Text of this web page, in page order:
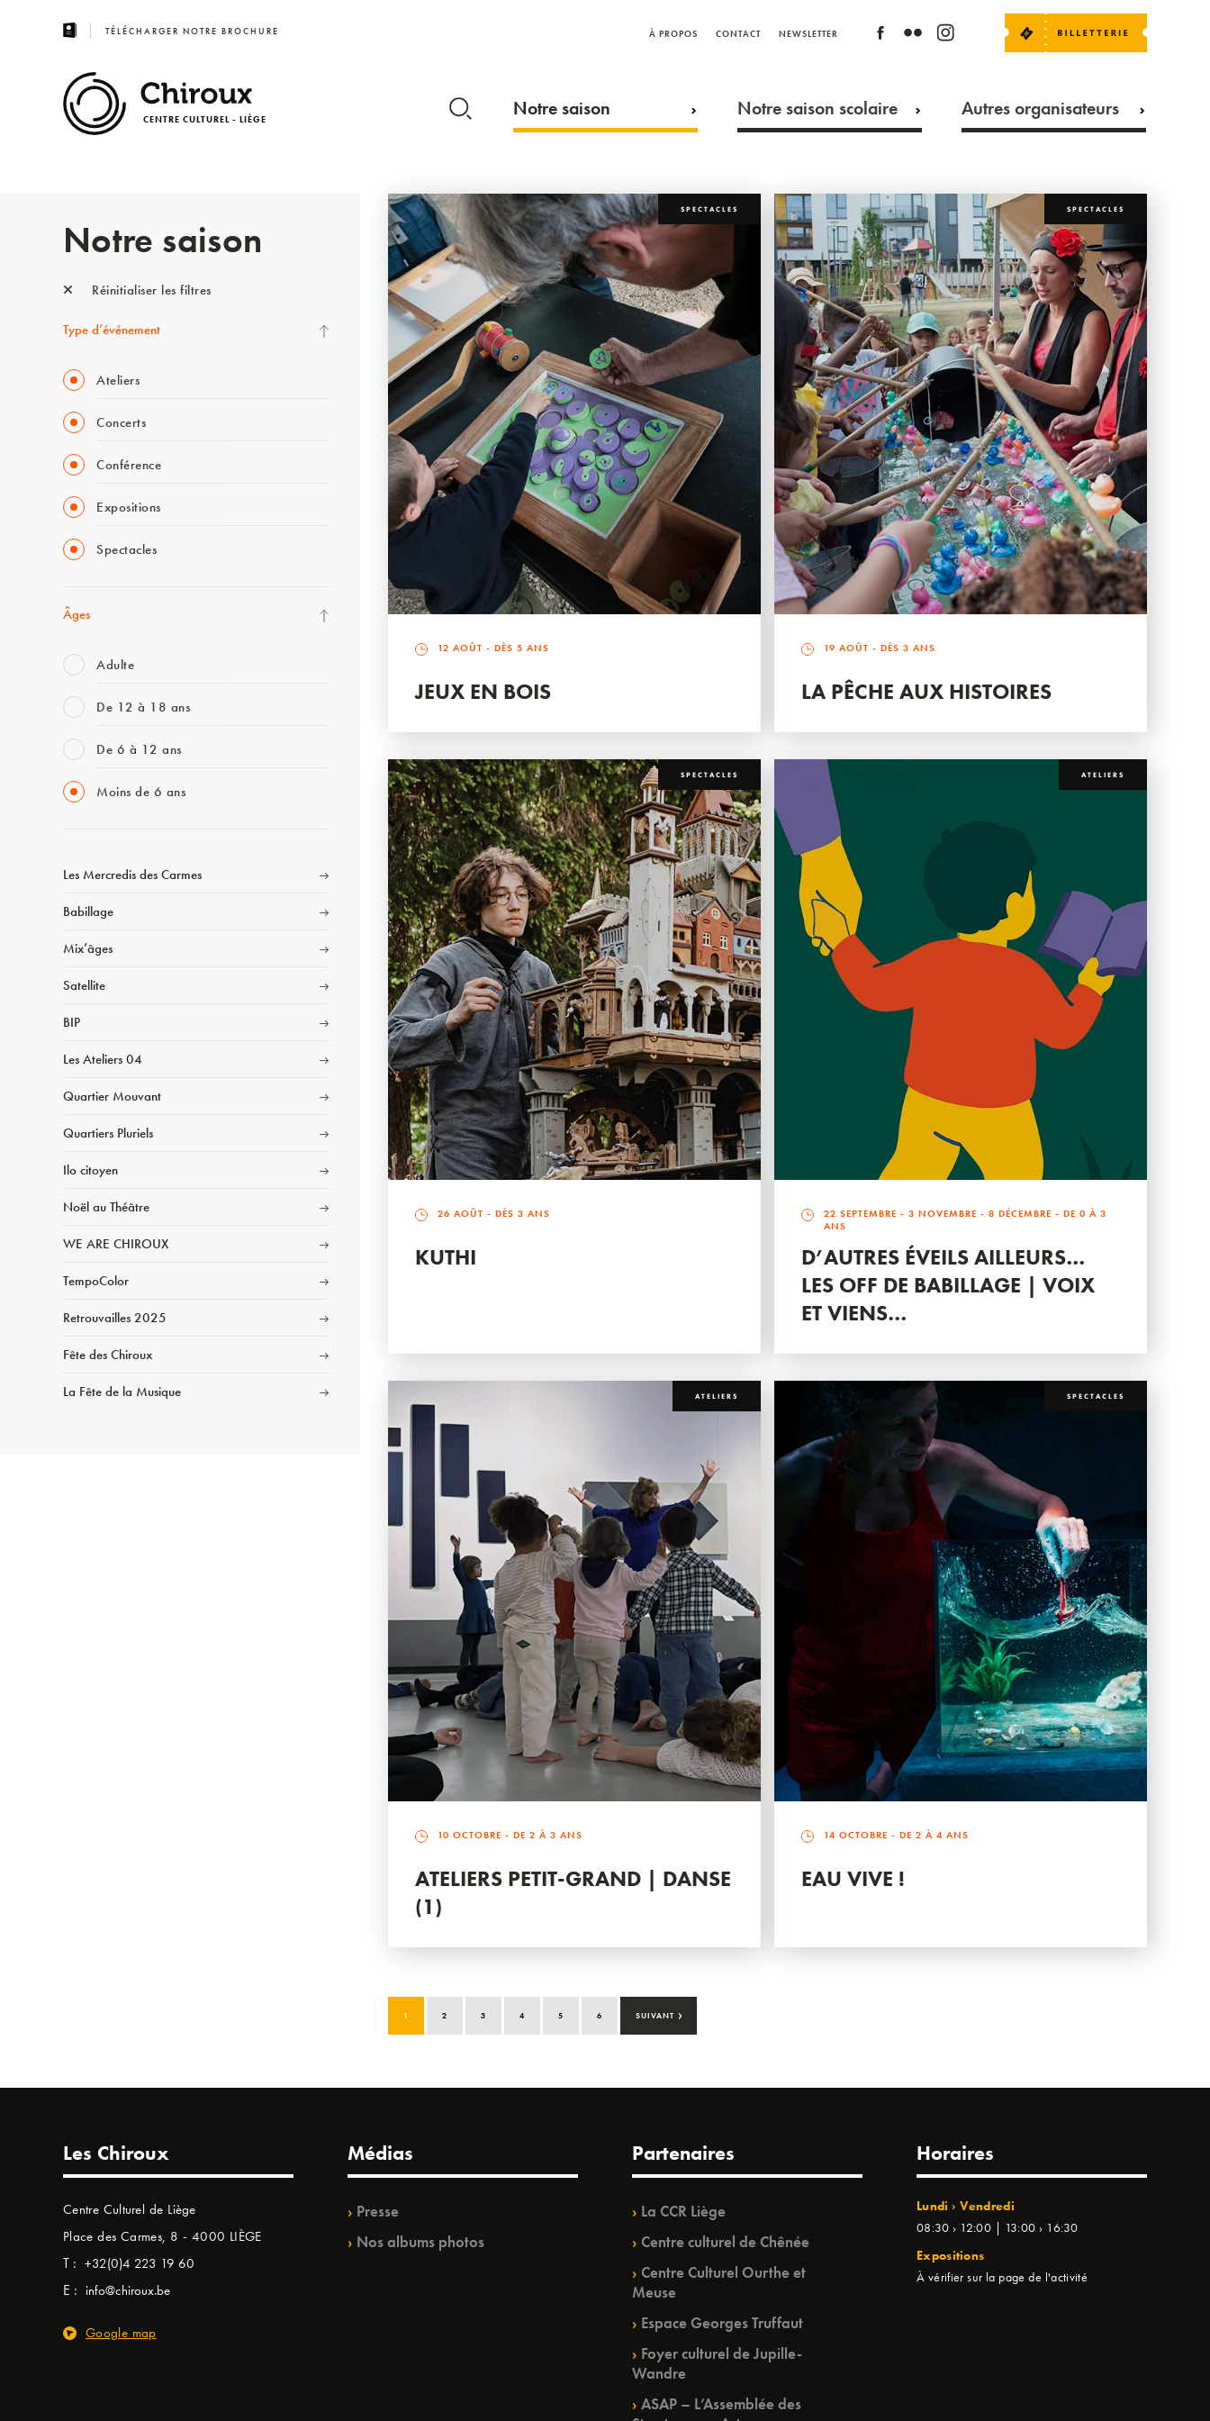
TÉLÉCHARGER NOTRE BROCHURE À PROPOS CONTACT NEWSLETTER
CENTRE CULTUREL - LIÈGE Notre saison Notre saison scolaire Autres organisateurs
Notre saison
Réinitialiser les filtres
Type d’événement
Ateliers
Concerts
Conférence
Expositions
Spectacles
Âges
Adulte
De 12 à 18 ans
De 6 à 12 ans
Moins de 6 ans
Les Mercredis des Carmes
Babillage
Mix’âges
Satellite
BIP
Les Ateliers 04
Quartier Mouvant
Quartiers Pluriels
Ilo citoyen
Noël au Théâtre
WE ARE CHIROUX
TempoColor
Retrouvailles 2025
Fête des Chiroux
La Fête de la Musique
SPECTACLES
12 AOÛT - DÈS 5 ANS
JEUX EN BOIS
SPECTACLES
19 AOÛT - DÈS 3 ANS
LA PÊCHE AUX HISTOIRES
SPECTACLES
26 AOÛT - DÈS 3 ANS
KUTHI
ATELIERS
22 SEPTEMBRE -3 NOVEMBRE -8 DÉCEMBRE - DE 0 À 3
ANS
D’AUTRES ÉVEILS AILLEURS…
LES OFF DE BABILLAGE | VOIX
ET VIENS…
ATELIERS
10 OCTOBRE - DE 2 À 3 ANS
ATELIERS PETIT-GRAND | DANSE
(1)
SPECTACLES
14 OCTOBRE - DE 2 À 4 ANS
EAU VIVE !
1 2 3 4 5 6 SUIVANT ›
Les Chiroux
Centre Culturel de Liège
Place des Carmes, 8 - 4000 LIÈGE
T : +32(0)4 223 19 60
E : info@chiroux.be
Google map
Médias
Presse
Nos albums photos
Partenaires
La CCR Liège
Centre culturel de Chênée
Centre Culturel Ourthe et
Meuse
Espace Georges Truffaut
Foyer culturel de Jupille-
Wandre
ASAP – L’Assemblée des
Horaires
Lundi › Vendredi
08:30 › 12:00 | 13:00 › 16:30
Expositions
À vérifier sur la page de l'activité